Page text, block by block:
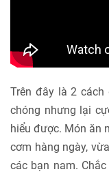
Trên đây là 2 cách
chóng nhưng lại
hiểu được. Món ăn
cơm hàng ngày,
các bạn nam.